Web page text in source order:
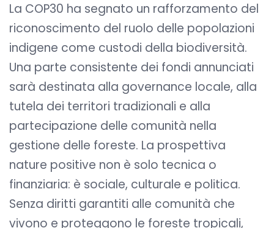
La COP30 ha segnato un rafforzamento del
riconoscimento del ruolo delle popolazioni
indigene come custodi della biodiversità.
Una parte consistente dei fondi annunciati
sarà destinata alla governance locale, alla
tutela dei territori tradizionali e alla
partecipazione delle comunità nella
gestione delle foreste. La prospettiva
nature positive non è solo tecnica o
finanziaria: è sociale, culturale e politica.
Senza diritti garantiti alle comunità che
vivono e proteggono le foreste tropicali,